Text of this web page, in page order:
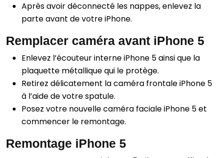
Après avoir déconnecté les nappes, enlevez la
parte avant de votre iPhone.
Remplacer caméra avant iPhone 5
Enlevez l’écouteur interne iPhone 5 ainsi que la
plaquette métallique qui le protège.
Retirez délicatement la caméra frontale iPhone 5
à l’aide de votre spatule.
Posez votre nouvelle caméra faciale iPhone 5 et
commencer le remontage.
Remontage iPhone 5